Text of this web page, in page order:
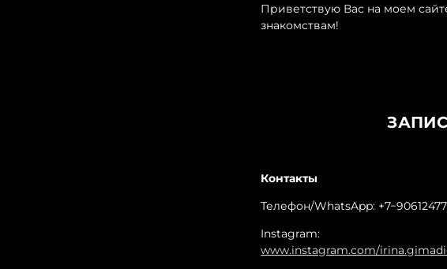
Приветствую Вас на моем
знакомствам!
Контакты
Телефон/WhatsApp:
Instagram:
www.instagram.com/